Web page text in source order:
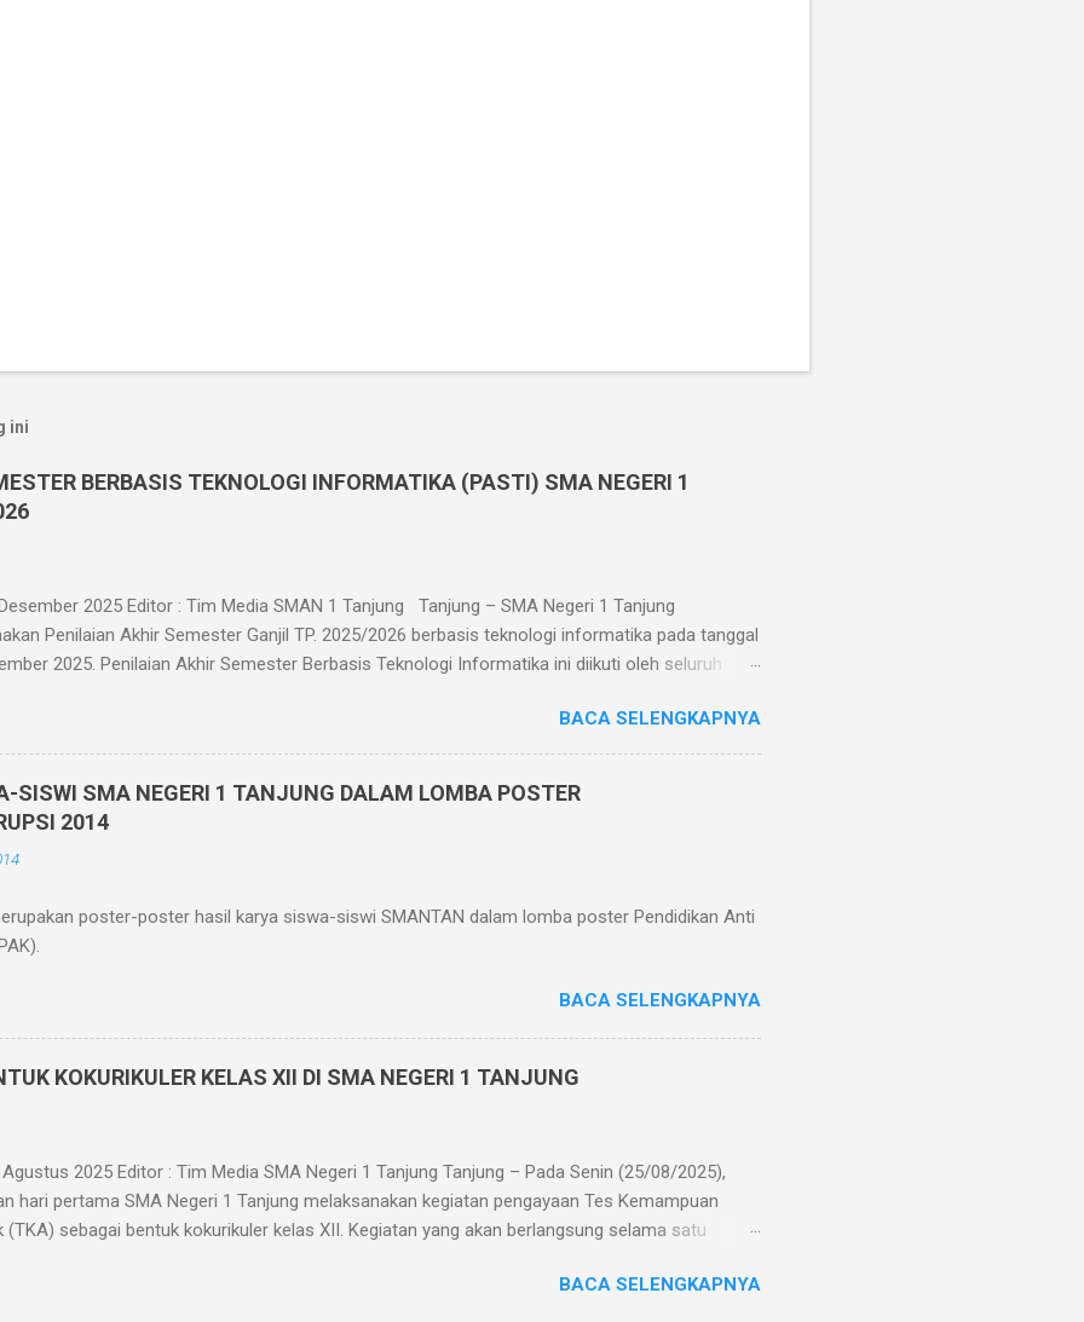
ini
BERBASIS TEKNOLOGI INFORMATIKA (PASTI) SMA NEGERI 1
2025 Editor : Tim Media SMAN 1 Tanjung Tanjung – SMA Negeri 1 Tanjung
Penilaian Akhir Semester Ganjil TP. 2025/2026 berbasis teknologi informatika pada tanggal
2025. Penilaian Akhir Semester Berbasis Teknologi Informatika ini diikuti oleh seluruh
Berbasis Teknologi Informatika ini dilaksanakan dalam jaringan intranet yang diakses oleh
ujian menggunakan HP. Dan bagi siswa yang tidak memiliki HP sekolah memfasilitasi
komputer di ruang komputer SMA Negeri 1 Tanjung. Pelaksanaan Penilaian Akhir
berbasis teknologi informatika memiliki beberapa keunggulan diantaranya efisiensi biaya
tingkat kecurangan siswa dikarenakan soal diacak saat ujian, me...
BACA SELENGKAPNYA
SISWI SMA NEGERI 1 TANJUNG DALAM LOMBA POSTER
2014
poster-poster hasil karya siswa-siswi SMANTAN dalam lomba poster Pendidikan Anti
BACA SELENGKAPNYA
KOKURIKULER KELAS XII DI SMA NEGERI 1 TANJUNG
2025 Editor : Tim Media SMA Negeri 1 Tanjung Tanjung – Pada Senin (25/08/2025),
hari pertama SMA Negeri 1 Tanjung melaksanakan kegiatan pengayaan Tes Kemampuan
(TKA) sebagai bentuk kokurikuler kelas XII. Kegiatan yang akan berlangsung selama satu
murid kelas XII. TKA adalah asesmen standar nasional yang dirancang untuk mengukur
BACA SELENGKAPNYA